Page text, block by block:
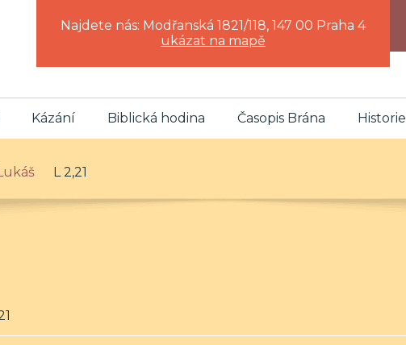
Najdete nás: Modřanská 1821/118, 147 00 Praha 4
ukázat na mapě
Kázání Biblická hodina Časopis Brána Historie
L 2,21